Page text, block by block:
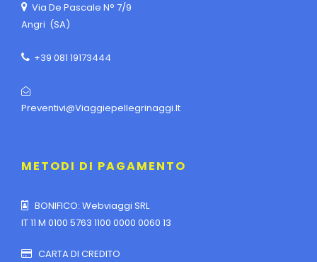
Via De Pascale N° 7/9
Angri (SA)
+39 081 19173444
Preventivi@viaggiepellegrinaggi.it
METODI DI PAGAMENTO
BONIFICO: Webviaggi SRL
IT 11 M 0100 5763 1100 0000 0060 13
CARTA DI CREDITO